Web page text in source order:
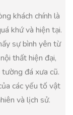
khách chính là
khứ và hiện tại.
sự bình yên từ
thất hiện đại,
đá xưa cũ.
các yếu tố vật
và lịch sử.